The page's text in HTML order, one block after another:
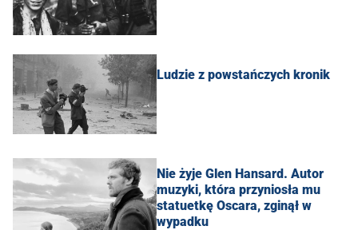
Ludzie z powstańczych kronik
Nie żyje Glen Hansard. Autor
muzyki, która przyniosła mu
statuetkę Oscara, zginął w
wypadku